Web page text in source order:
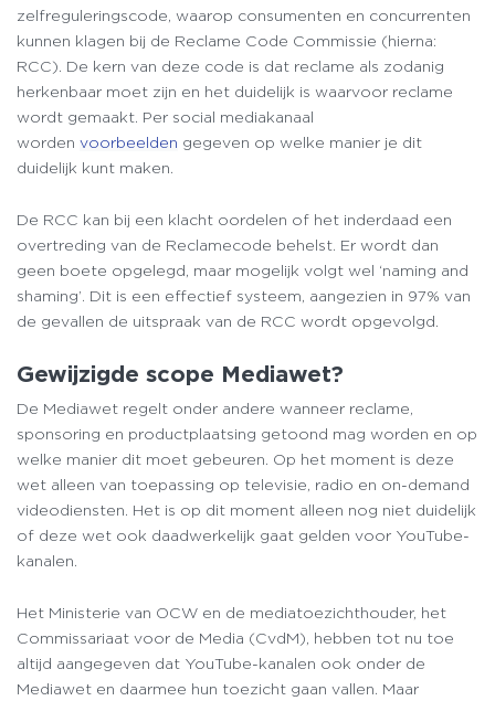
zelfreguleringscode, waarop consumenten en concurrenten
kunnen klagen bij de Reclame Code Commissie (hierna:
RCC). De kern van deze code is dat reclame als zodanig
herkenbaar moet zijn en het duidelijk is waarvoor reclame
wordt gemaakt. Per social mediakanaal
worden voorbeelden gegeven op welke manier je dit
duidelijk kunt maken.
De RCC kan bij een klacht oordelen of het inderdaad een
overtreding van de Reclamecode behelst. Er wordt dan
geen boete opgelegd, maar mogelijk volgt wel ‘naming and
shaming’. Dit is een effectief systeem, aangezien in 97% van
de gevallen de uitspraak van de RCC wordt opgevolgd.
Gewijzigde scope Mediawet?
De Mediawet regelt onder andere wanneer reclame,
sponsoring en productplaatsing getoond mag worden en op
welke manier dit moet gebeuren. Op het moment is deze
wet alleen van toepassing op televisie, radio en on-demand
videodiensten. Het is op dit moment alleen nog niet duidelijk
of deze wet ook daadwerkelijk gaat gelden voor YouTube-
kanalen.
Het Ministerie van OCW en de mediatoezichthouder, het
Commissariaat voor de Media (CvdM), hebben tot nu toe
altijd aangegeven dat YouTube-kanalen ook onder de
Mediawet en daarmee hun toezicht gaan vallen. Maar